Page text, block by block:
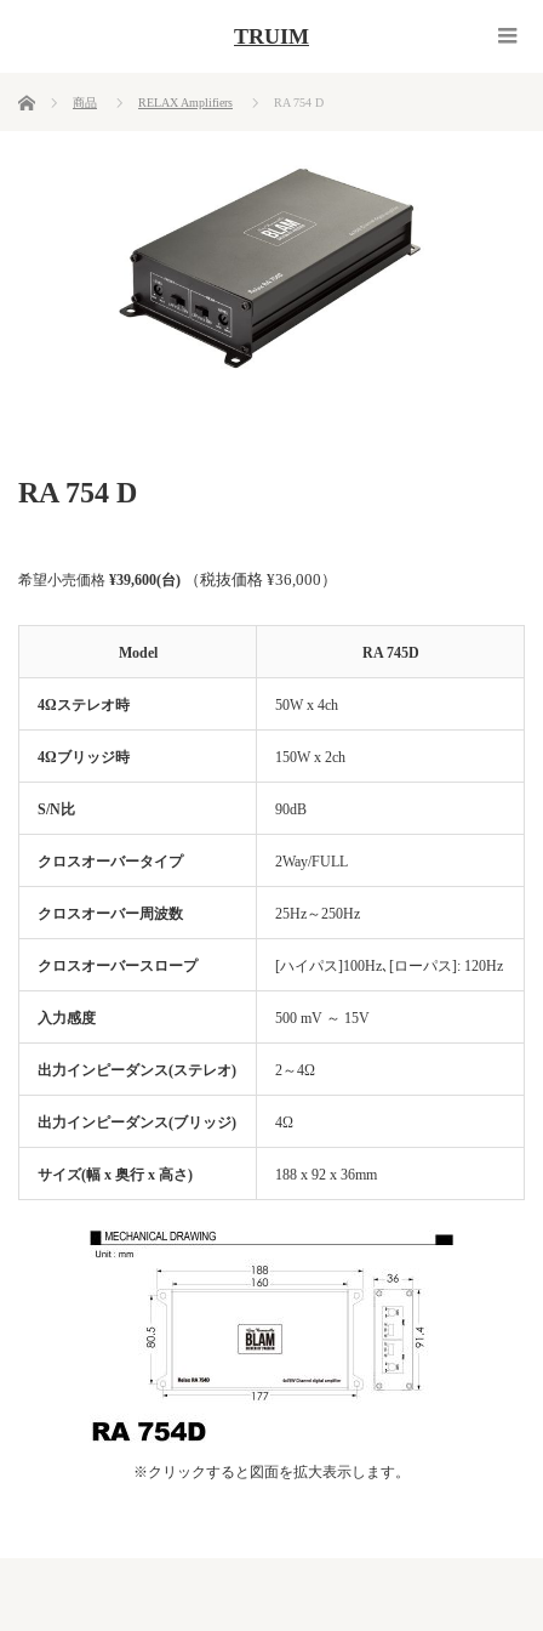
TRUIM
ホーム 商品 RELAX Amplifiers RA 754 D
RA 754 D
希望小売価格 ¥39,600(台) （税抜価格 ¥36,000）
Model RA 745D
4Ωステレオ時 50W x 4ch
4Ωブリッジ時 150W x 2ch
S/N比 90dB
クロスオーバータイプ 2Way/FULL
クロスオーバー周波数 25Hz～250Hz
クロスオーバースロープ [ハイパス]100Hz､[ローパス]: 120Hz
入力感度 500 mV ～ 15V
出力インピーダンス(ステレオ) 2～4Ω
出力インピーダンス(ブリッジ) 4Ω
サイズ(幅 x 奥行 x 高さ) 188 x 92 x 36mm
※クリックすると図面を拡大表示します。